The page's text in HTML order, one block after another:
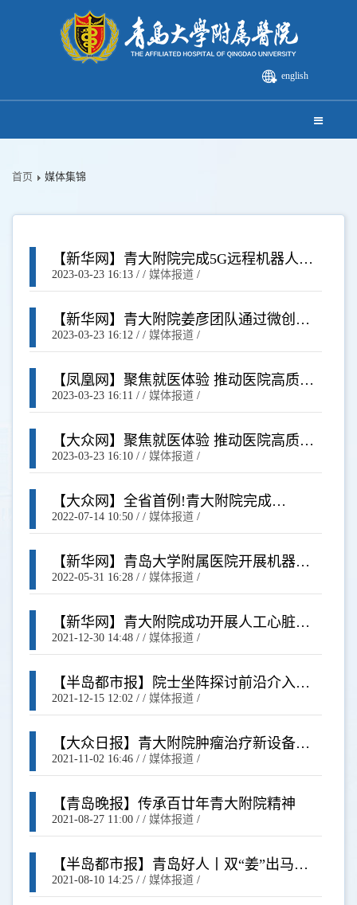
english
首页 媒体集锦
【新华网】青大附院完成5G远程机器人辅
助种植牙及即刻修复
2023-03-23 16:13 / / 媒体报道/
【新华网】青大附院姜彦团队通过微创手
术成功救治筷子插入颅内患者
2023-03-23 16:12 / / 媒体报道/
【凤凰网】聚焦就医体验 推动医院高质量
发展丨青大附院承办青岛医院管理高峰论
坛
2023-03-23 16:11 / / 媒体报道/
【大众网】聚焦就医体验 推动医院高质量
发展 青大附院承办青岛医院管理高峰论坛
2023-03-23 16:10 / / 媒体报道/
【大众网】全省首例!青大附院完成
Shockwave冲击波球囊钙化斑块碎裂术
2022-07-14 10:50 / / 媒体报道/
【新华网】青岛大学附属医院开展机器人
辅助肺脏移植微创手术
2022-05-31 16:28 / / 媒体报道/
【新华网】青大附院成功开展人工心脏植
入术
2021-12-30 14:48 / / 媒体报道/
【半岛都市报】院士坐阵探讨前沿介入技
术！2021青岛介入高峰论坛启幕
2021-12-15 12:02 / / 媒体报道/
【大众日报】青大附院肿瘤治疗新设备
PET-MR 、TOMO正式开机
2021-11-02 16:46 / / 媒体报道/
【青岛晚报】传承百廿年青大附院精神
2021-08-27 11:00 / / 媒体报道/
【半岛都市报】青岛好人丨双“姜”出马，
多亏他俩！青大附院这对最佳“医护组”在
浴场救了溺水老人
2021-08-10 14:25 / / 媒体报道/